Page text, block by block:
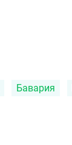
Бавария